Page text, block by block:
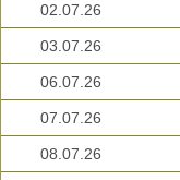
02.07.26
03.07.26
06.07.26
07.07.26
08.07.26